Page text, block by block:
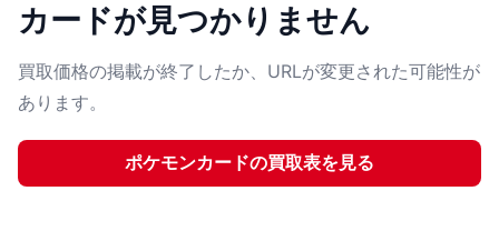
カードが見つかりません
買取価格の掲載が終了したか、URLが変更された可能性が
あります。
ポケモンカードの買取表を見る